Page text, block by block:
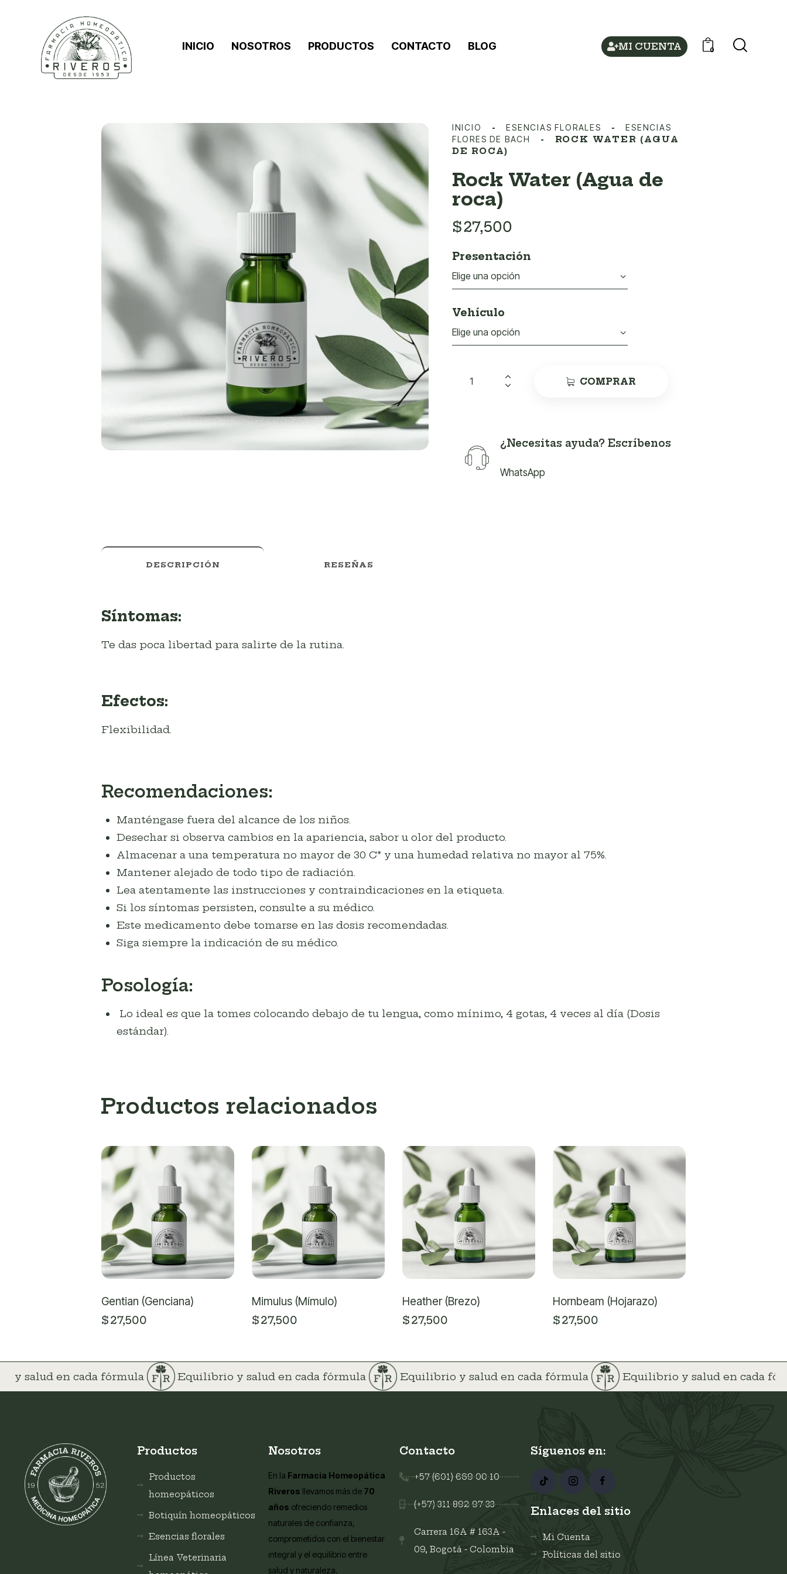
INICIO NOSOTROS PRODUCTOS CONTACTO BLOG MI CUENTA 0
INICIO ESENCIAS FLORALES
ESENCIAS
FLORES DE BACH
ROCK WATER (AGUA
DE ROCA)
Rock Water (Agua de
roca)
$27,500
Presentación
Vehículo
COMPRAR
¿Necesitas ayuda? Escríbenos
WhatsApp
DESCRIPCIÓN RESEÑAS
Síntomas:
Te das poca libertad para salirte de la rutina.
Efectos:
Flexibilidad.
Recomendaciones:
Manténgase fuera del alcance de los niños.
Desechar si observa cambios en la apariencia, sabor u olor del producto.
Almacenar a una temperatura no mayor de 30 C* y una humedad relativa no mayor al 75%.
Mantener alejado de todo tipo de radiación.
Lea atentamente las instrucciones y contraindicaciones en la etiqueta.
Si los síntomas persisten, consulte a su médico.
Este medicamento debe tomarse en las dosis recomendadas.
Siga siempre la indicación de su médico.
Posología:
Lo ideal es que la tomes colocando debajo de tu lengua, como mínimo, 4 gotas, 4 veces al día (Dosis
estándar).
Productos relacionados
Gentian (Genciana)
$27,500
Mimulus (Mímulo)
$27,500
Heather (Brezo)
$27,500
Hornbeam (Hojarazo)
$27,500
y salud en cada fórmula Equilibrio y salud en cada fórmula Equilibrio y salud en cada fórmula Equilibrio y salud en cada
Productos
Productos
homeopáticos
Botiquín homeopáticos
Esencias florales
Línea Veterinaria
Nosotros
En la Farmacia Homeopática
Riveros llevamos más de 70
años ofreciendo remedios
naturales de confianza,
comprometidos con el bienestar
integral y el equilibrio entre
salud y naturaleza.
Contacto
+57 (601) 669 00 10
(+57) 311 892 97 33
Carrera 16A # 163A -
09, Bogotá - Colombia
Síguenos en:
Enlaces del sitio
Mi Cuenta
Políticas del sitio